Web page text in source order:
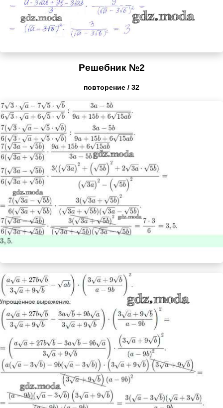
Решебник №2
повторение / 32